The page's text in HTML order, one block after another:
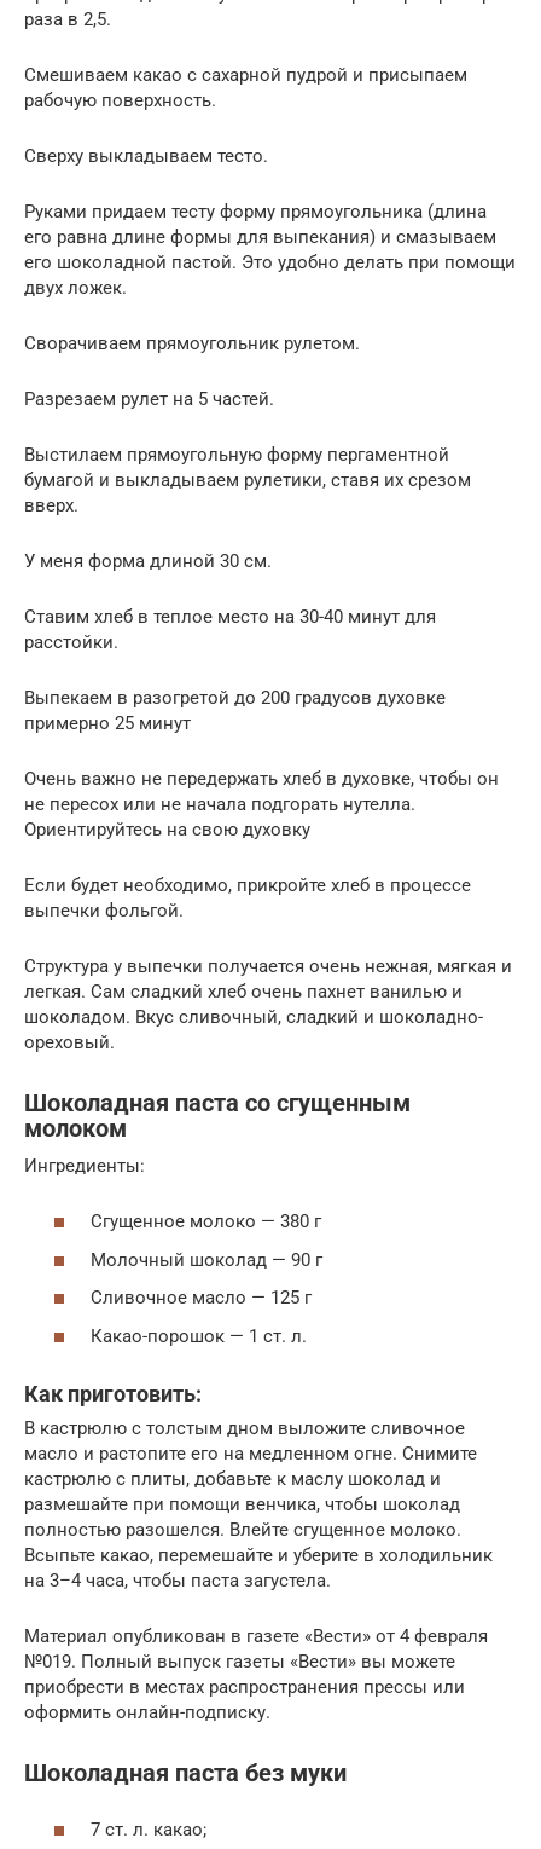
раза в 2,5.
Смешиваем какао с сахарной пудрой и присыпаем
рабочую поверхность.
Сверху выкладываем тесто.
Руками придаем тесту форму прямоугольника (длина
его равна длине формы для выпекания) и смазываем
его шоколадной пастой. Это удобно делать при помощи
двух ложек.
Сворачиваем прямоугольник рулетом.
Разрезаем рулет на 5 частей.
Выстилаем прямоугольную форму пергаментной
бумагой и выкладываем рулетики, ставя их срезом
вверх.
У меня форма длиной 30 см.
Ставим хлеб в теплое место на 30-40 минут для
расстойки.
Выпекаем в разогретой до 200 градусов духовке
примерно 25 минут
Очень важно не передержать хлеб в духовке, чтобы он
не пересох или не начала подгорать нутелла.
Ориентируйтесь на свою духовку
Если будет необходимо, прикройте хлеб в процессе
выпечки фольгой.
Структура у выпечки получается очень нежная, мягкая и
легкая. Сам сладкий хлеб очень пахнет ванилью и
шоколадом. Вкус сливочный, сладкий и шоколадно-
ореховый.
Шоколадная паста со сгущенным
молоком
Ингредиенты:
Сгущенное молоко — 380 г
Молочный шоколад — 90 г
Сливочное масло — 125 г
Какао-порошок — 1 ст. л.
Как приготовить:
В кастрюлю с толстым дном выложите сливочное
масло и растопите его на медленном огне. Снимите
кастрюлю с плиты, добавьте к маслу шоколад и
размешайте при помощи венчика, чтобы шоколад
полностью разошелся. Влейте сгущенное молоко.
Всыпьте какао, перемешайте и уберите в холодильник
на 3–4 часа, чтобы паста загустела.
Материал опубликован в газете «Вести» от 4 февраля
№019. Полный выпуск газеты «Вести» вы можете
приобрести в местах распространения прессы или
оформить онлайн-подписку.
Шоколадная паста без муки
7 ст. л. какао;